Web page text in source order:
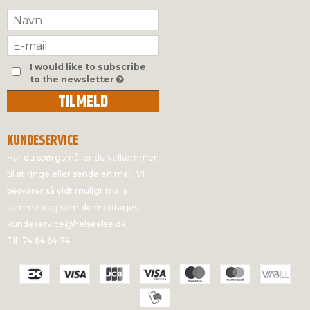
I would like to subscribe
to the newsletter
TILMELD
KUNDESERVICE
Har du spørgsmål er du velkommen
til at ringe eller sende en mail. Vi
besvarer så vidt muligt mails
samme dag som de modtages:
kundeservice@helseelse.dk
Tlf: 74 64 64 74